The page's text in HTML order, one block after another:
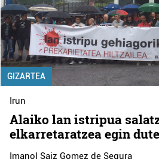
GIZARTEA
Irun
Alaiko lan istripua
elkarretaratzea egin dute
Imanol Saiz Gomez de Segura